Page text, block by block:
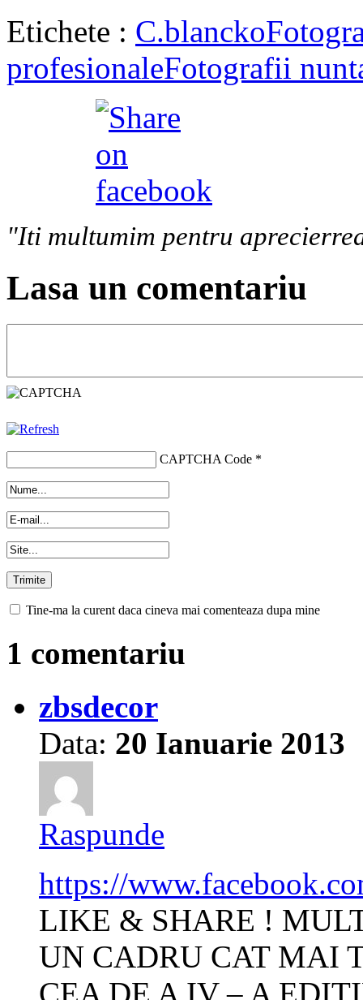
Etichete : C.blancko
profesionaleFotografii
"Iti multumim pentru
Lasa un comentariu
CAPTCHA Code *
Tine-ma la curent daca cineva mai comenteaza dupa mine
1 comentariu
zbsdecor
Data: 20 Ianuarie 2013
Raspunde
https://
LIKE & SHARE !
UN CADRU CAT MAI